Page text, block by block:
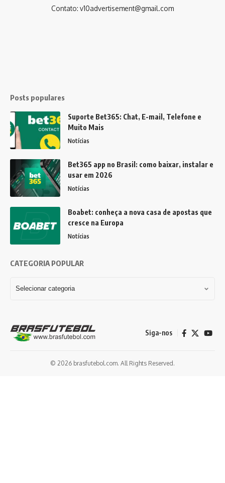
Contato: v10advertisement@gmail.com
Posts populares
Suporte Bet365: Chat, E-mail, Telefone e
Muito Mais
Notícias
Bet365 app no Brasil: como baixar, instalar e
usar em 2026
Notícias
Boabet: conheça a nova casa de apostas que
cresce na Europa
Notícias
CATEGORIA POPULAR
Siga-nos
© 2026 brasfutebol.com. All Rights Reserved.